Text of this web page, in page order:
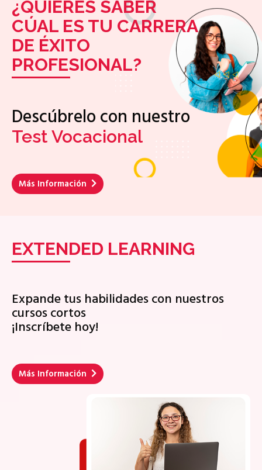
¿QUIERES SABER
CÚAL ES TU CARRERA
DE ÉXITO
PROFESIONAL?
Descúbrelo con nuestro
Test Vocacional
Más Información
EXTENDED LEARNING
Expande tus habilidades con nuestros
cursos cortos
¡Inscríbete hoy!
Más Información